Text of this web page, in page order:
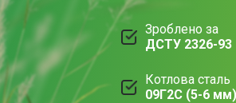
Зроблено за
ДСТУ 2326-93
Котлова сталь
09Г2С (5-6 мм)